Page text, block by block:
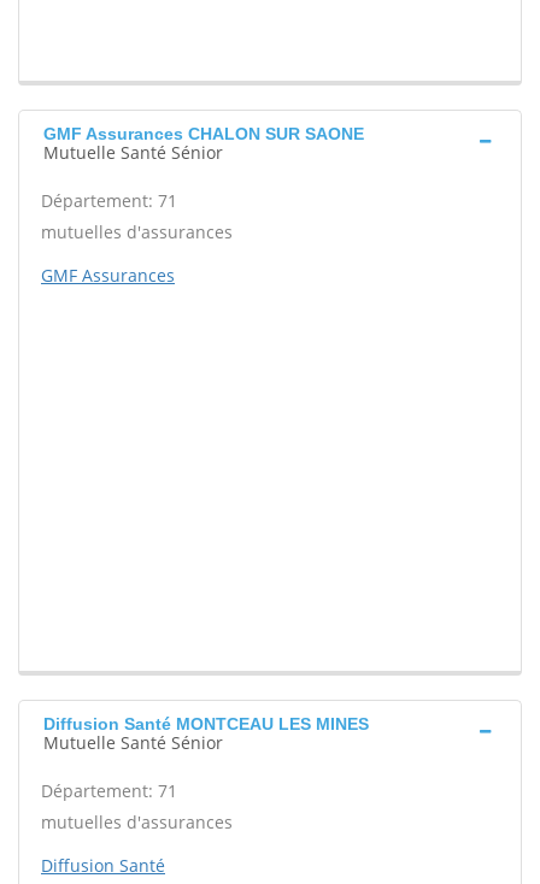
GMF Assurances CHALON SUR SAONE
Mutuelle Santé Sénior
Département: 71
mutuelles d'assurances
GMF Assurances
Diffusion Santé MONTCEAU LES MINES
Mutuelle Santé Sénior
Département: 71
mutuelles d'assurances
Diffusion Santé